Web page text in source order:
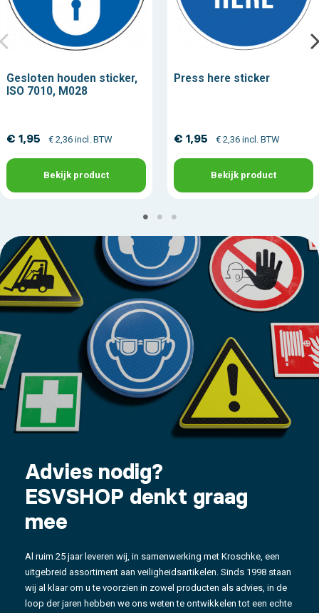
Gesloten houden sticker,
ISO 7010, M028
€ 1,95 € 2,36 incl. BTW
Bekijk product
Press here sticker
€ 1,95 € 2,36 incl. BTW
Bekijk product
Advies nodig?
ESVSHOP denkt graag
mee
Al ruim 25 jaar leveren wij, in samenwerking met Kroschke, een
uitgebreid assortiment aan veiligheidsartikelen. Sinds 1998 staan
wij al klaar om u te voorzien in zowel producten als advies, in de
loop der jaren hebben we ons weten te ontwikkelen tot een echte